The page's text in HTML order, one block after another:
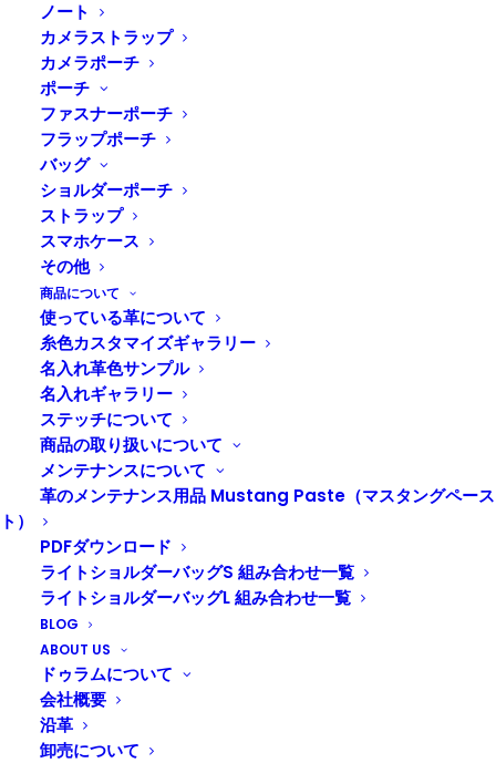
ノート
カメラストラップ
カメラポーチ
ポーチ
ファスナーポーチ
フラップポーチ
バッグ
ショルダーポーチ
ストラップ
スマホケース
その他
商品について
使っている革について
糸色カスタマイズギャラリー
名入れ革色サンプル
名入れギャラリー
ステッチについて
商品の取り扱いについて
メンテナンスについて
革のメンテナンス用品 Mustang Paste（マスタングペース
ト）
PDFダウンロード
ライトショルダーバッグS 組み合わせ一覧
ライトショルダーバッグL 組み合わせ一覧
BLOG
ABOUT US
ドゥラムについて
会社概要
沿革
卸売について
Home
こんにちは！ウェブ担当のタダシです。
今週末、9月23日（日）のみですが、護国神社蚤の市に
出展します。
週末は雨模様が予想されますが、今のところ、日曜日は
曇りの予定になっております。
護国神社蚤の市にお越しの予定の方は、ぜひ是非、日曜
日にお越しくださーい！
平尾店、星子と社長がお出迎えします。
イベントは9時から16時まで開催しております！